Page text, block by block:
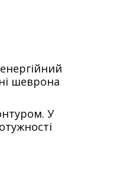
шеврона
У